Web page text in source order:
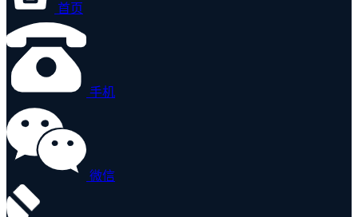
首页
手机
微信